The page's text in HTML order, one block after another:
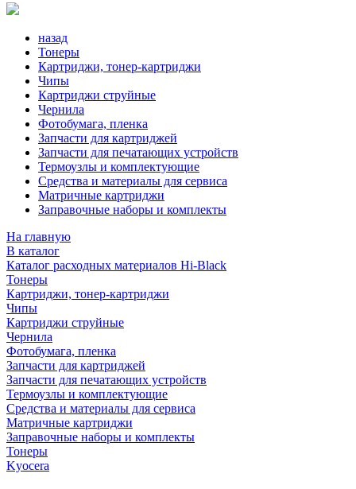
назад
Тонеры
Картриджи, тонер-картриджи
Чипы
Картриджи струйные
Чернила
Фотобумага, пленка
Запчасти для картриджей
Запчасти для печатающих устройств
Термоузлы и комплектующие
Средства и материалы для сервиса
Матричные картриджи
Заправочные наборы и комплекты
На главную
В каталог
Каталог расходных материалов Hi-Black
Тонеры
Картриджи, тонер-картриджи
Чипы
Картриджи струйные
Чернила
Фотобумага, пленка
Запчасти для картриджей
Запчасти для печатающих устройств
Термоузлы и комплектующие
Средства и материалы для сервиса
Матричные картриджи
Заправочные наборы и комплекты
Тонеры
Kyocera